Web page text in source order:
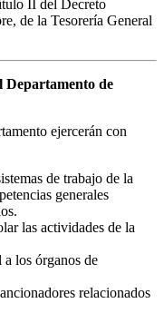
II del Decreto
de la Tesorería General
Departamento de
ejercerán con
de trabajo de la
generales
las actividades de la
los órganos de
relacionados